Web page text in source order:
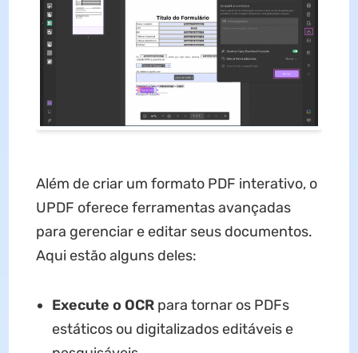
Além de criar um formato PDF interativo, o
UPDF oferece ferramentas avançadas
para gerenciar e editar seus documentos.
Aqui estão alguns deles:
Execute o OCR para tornar os PDFs
estáticos ou digitalizados editáveis e